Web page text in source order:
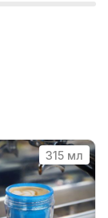
315 мл